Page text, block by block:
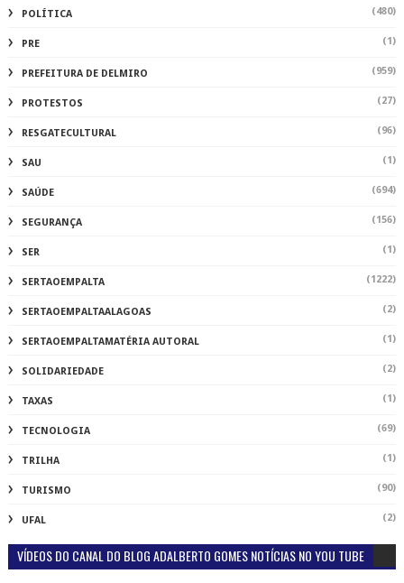
POLÍTICA (480)
PRE (1)
PREFEITURA DE DELMIRO (959)
PROTESTOS (27)
RESGATECULTURAL (96)
SAU (1)
SAÚDE (694)
SEGURANÇA (156)
SER (1)
SERTAOEMPALTA (1222)
SERTAOEMPALTAALAGOAS (2)
SERTAOEMPALTAMATÉRIA AUTORAL (1)
SOLIDARIEDADE (2)
TAXAS (1)
TECNOLOGIA (69)
TRILHA (1)
TURISMO (90)
UFAL (2)
VÍDEOS DO CANAL DO BLOG ADALBERTO GOMES NOTÍCIAS NO YOU TUBE